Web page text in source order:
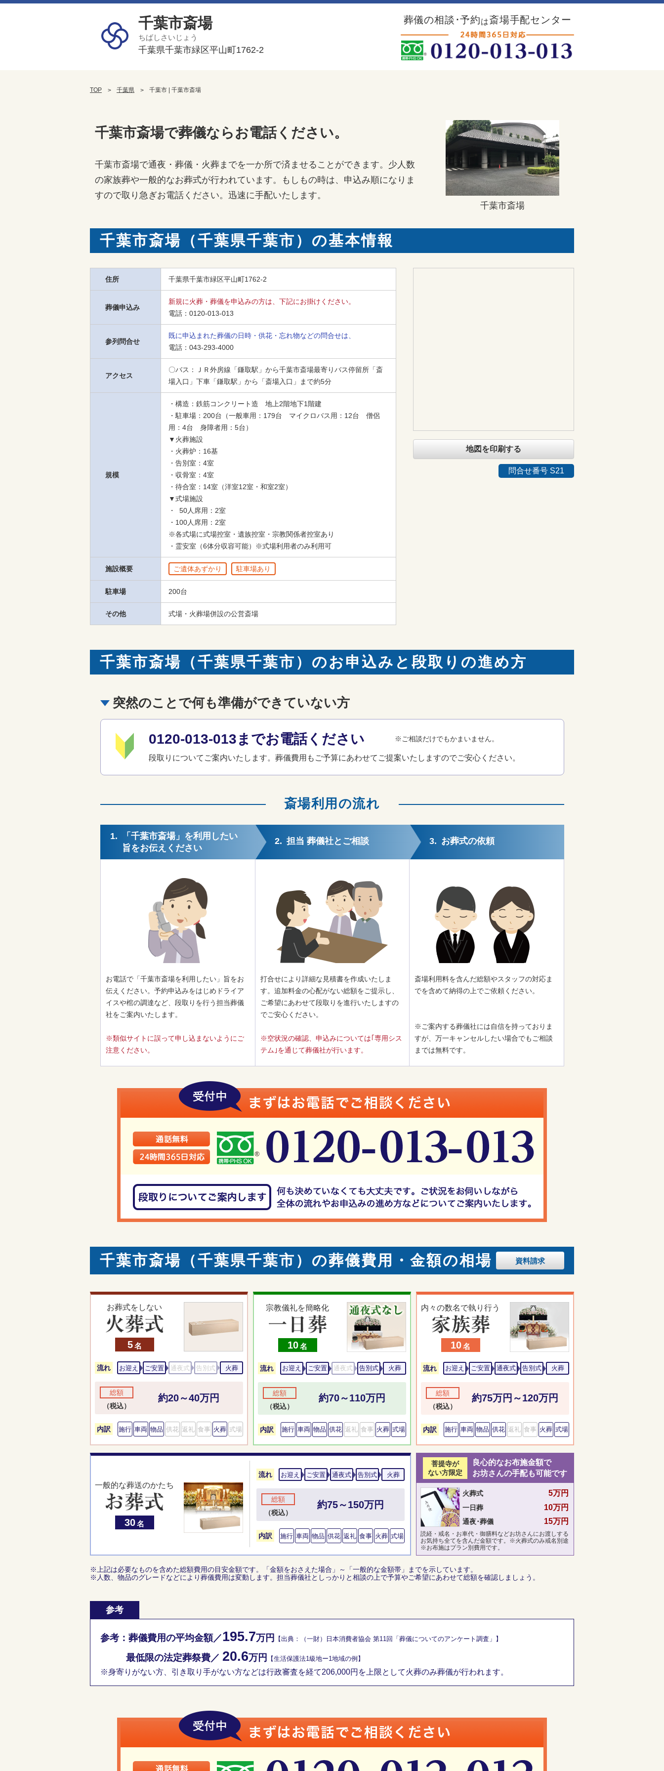
千葉市斎場
ちばしさいじょう
千葉県千葉市緑区平山町1762-2
葬儀の相談･予約は斎場手配センター
TOP 千葉県 千葉市 | 千葉市斎場
千葉市斎場で葬儀ならお電話ください。
千葉市斎場で通夜・葬儀・火葬までを一か所で済ませることができます。少人数
の家族葬や一般的なお葬式が行われています。もしもの時は、申込み順になりま
すので取り急ぎお電話ください。迅速に手配いたします。
千葉市斎場
千葉市斎場（千葉県千葉市）の基本情報
住所 千葉県千葉市緑区平山町1762-2
葬儀申込み
新規に火葬・葬儀を申込みの方は、下記にお掛けください。
電話： 0120-013-013
参列問合せ
既に申込まれた葬儀の日時・供花・忘れ物などの問合せは、
電話： 043-293-4000
アクセス
〇バス：ＪＲ外房線「鎌取駅」から千葉市斎場最寄りバス停留所「斎
場入口」下車「鎌取駅」から「斎場入口」まで約5分
規模
・構造：鉄筋コンクリート造　地上2階地下1階建
・駐車場：200台（一般車用：179台　マイクロバス用：12台　僧侶
用：4台　身障者用：5台）
▼火葬施設
・火葬炉：16基
・告別室：4室
・収骨室：4室
・待合室：14室（洋室12室・和室2室）
▼式場施設
・  50人席用：2室
・100人席用：2室
※各式場に式場控室・遺族控室・宗教関係者控室あり
・霊安室（6体分収容可能）※式場利用者のみ利用可
施設概要 ご遺体あずかり 駐車場あり
駐車場 200台
その他 式場・火葬場併設の公営斎場
地図を印刷する
問合せ番号 S21
千葉市斎場（千葉県千葉市）のお申込みと段取りの進め方
突然のことで何も準備ができていない方
0120-013-013までお電話ください
段取りについてご案内いたします。葬儀費用もご予算にあわせてご提案いたしますのでご安心ください。
※ご相談だけでもかまいません。
斎場利用の流れ
1.
「千葉市斎場」を利用したい
旨をお伝えください
お電話で「千葉市斎場を利用したい」旨をお
伝えください。予約申込みをはじめドライア
イスや棺の調達など、段取りを行う担当葬儀
社をご案内いたします。
※類似サイトに誤って申し込まないようにご
注意ください。
2. 担当 葬儀社とご相談
打合せにより詳細な見積書を作成いたしま
す。追加料金の心配がない総額をご提示し、
ご希望にあわせて段取りを進行いたしますの
でご安心ください。
※空状況の確認、申込みについては｢専用シス
テム｣を通じて葬儀社が行います。
3. お葬式の依頼
斎場利用料を含んだ総額やスタッフの対応ま
でを含めて納得の上でご依頼ください。
※ご案内する葬儀社には自信を持っておりま
すが、万一キャンセルしたい場合でもご相談
までは無料です。
千葉市斎場（千葉県千葉市）の葬儀費用・金額の相場 資料請求
お葬式をしない
5 名
流れ お迎え ご安置 通夜式 告別式 火葬
総額
（税込）
約20～40万円
内訳 施行 車両 物品 供花 返礼 食事 火葬 式場
宗教儀礼を簡略化
10名
流れ お迎え ご安置 通夜式 告別式 火葬
総額
（税込）
約70～110万円
内訳 施行 車両 物品 供花 返礼 食事 火葬 式場
内々の数名で執り行う
10名
流れ お迎え ご安置 通夜式 告別式 火葬
総額
（税込）
約75万円～120万円
内訳 施行 車両 物品 供花 返礼 食事 火葬 式場
一般的な葬送のかたち
30名
流れ お迎え ご安置 通夜式 告別式 火葬
総額
（税込）
約75～150万円
内訳 施行 車両 物品 供花 返礼 食事 火葬 式場
菩提寺が
ない方限定
良心的なお布施金額で
お坊さんの手配も可能です
火葬式 5万円
一日葬 10万円
通夜･葬儀 15万円
読経・戒名・お車代・御膳料などお坊さんにお渡しする
お気持ち全てを含んだ金額です。※火葬式のみ戒名別途
※お布施はプラン別費用です。
※上記は必要なものを含めた総額費用の目安金額です。「金額をおさえた場合」～「一般的な金額帯」までを示しています。
※人数、物品のグレードなどにより葬儀費用は変動します。担当葬儀社としっかりと相談の上で予算やご希望にあわせて総額を確認しましょう。
参考
参考：葬儀費用の平均金額／195.7万円 【出典：（一財）日本消費者協会 第11回「葬儀についてのアンケート調査」】
最低限の法定葬祭費／ 20.6万円 【生活保護法1級地ー1地域の例】
※身寄りがない方、引き取り手がない方などは行政審査を経て206,000円を上限として火葬のみ葬儀が行われます。